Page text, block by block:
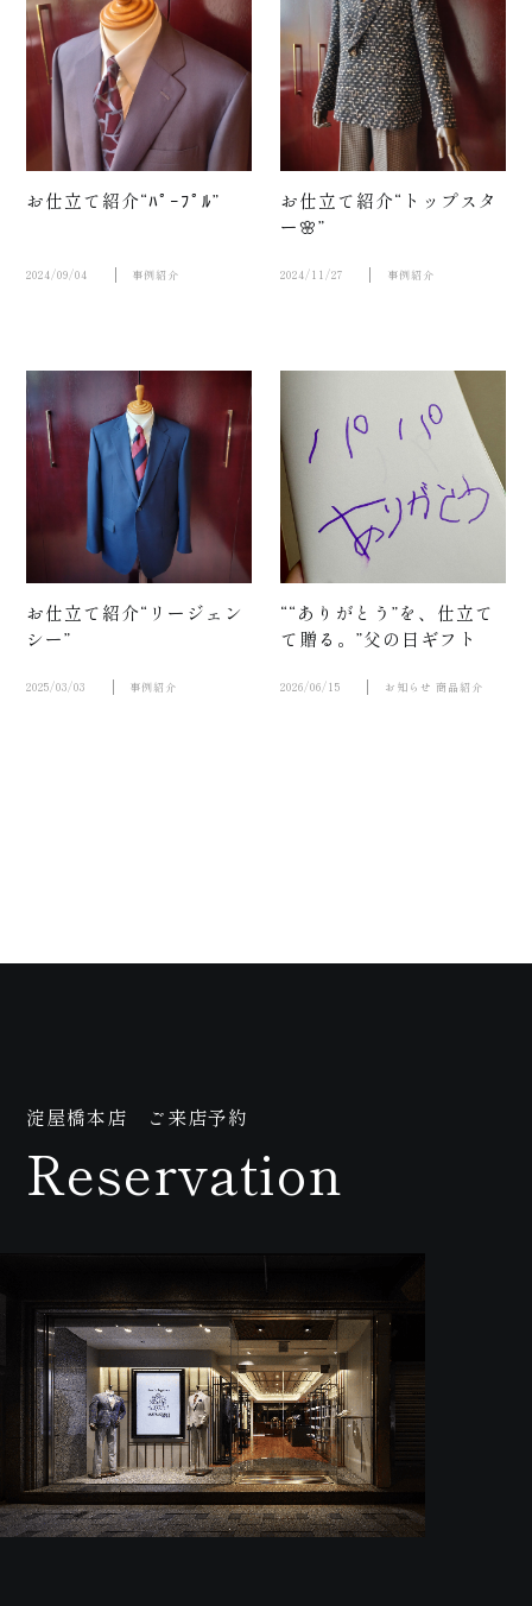
お知らせ
紹介動画
お仕立て紹介“ﾊﾟｰﾌﾟﾙ”
2024/09/04 事例紹介
お仕立て紹介“トップスタ
ー🌸”
2024/11/27 事例紹介
お仕立て紹介“リージェン
シー”
2025/03/03 事例紹介
““ありがとう”を、仕立て
て贈る。”父の日ギフト
2026/06/15 お知らせ 商品紹介
淀屋橋本店 ご来店予約
Reservation